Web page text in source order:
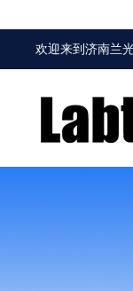
欢迎来到济南兰